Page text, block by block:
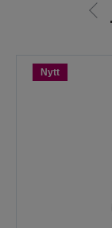
Gå
Nytt